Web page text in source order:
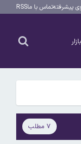
پیشرفتهتماس با ماRSS
۷ مطلب